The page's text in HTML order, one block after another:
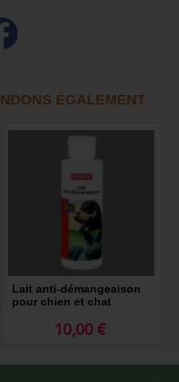
ÉGALEMENT
Lait anti-démangeaison
pour chien et chat
10,00 €